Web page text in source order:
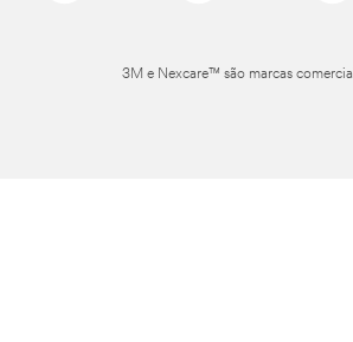
3M e Nexcare™ são marcas